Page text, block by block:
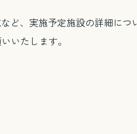
ど、実施予定施設の詳細に
いたします。